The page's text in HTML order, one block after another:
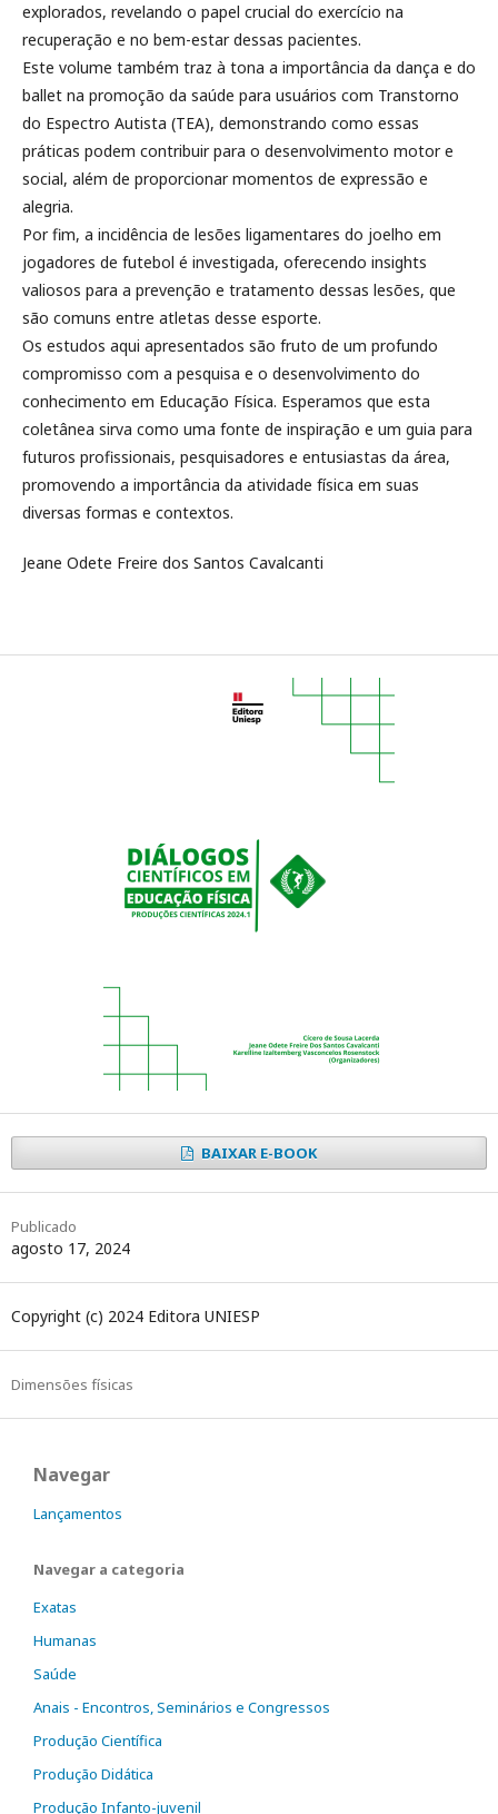
explorados, revelando o papel crucial do exercício na
recuperação e no bem-estar dessas pacientes.
Este volume também traz à tona a importância da dança e do
ballet na promoção da saúde para usuários com Transtorno
do Espectro Autista (TEA), demonstrando como essas
práticas podem contribuir para o desenvolvimento motor e
social, além de proporcionar momentos de expressão e
alegria.
Por fim, a incidência de lesões ligamentares do joelho em
jogadores de futebol é investigada, oferecendo insights
valiosos para a prevenção e tratamento dessas lesões, que
são comuns entre atletas desse esporte.
Os estudos aqui apresentados são fruto de um profundo
compromisso com a pesquisa e o desenvolvimento do
conhecimento em Educação Física. Esperamos que esta
coletânea sirva como uma fonte de inspiração e um guia para
futuros profissionais, pesquisadores e entusiastas da área,
promovendo a importância da atividade física em suas
diversas formas e contextos.
Jeane Odete Freire dos Santos Cavalcanti
BAIXAR E-BOOK
Publicado
agosto 17, 2024
Copyright (c) 2024 Editora UNIESP
Dimensões físicas
Navegar
Lançamentos
Navegar a categoria
Exatas
Humanas
Saúde
Anais - Encontros, Seminários e Congressos
Produção Científica
Produção Didática
Produção Infanto-juvenil